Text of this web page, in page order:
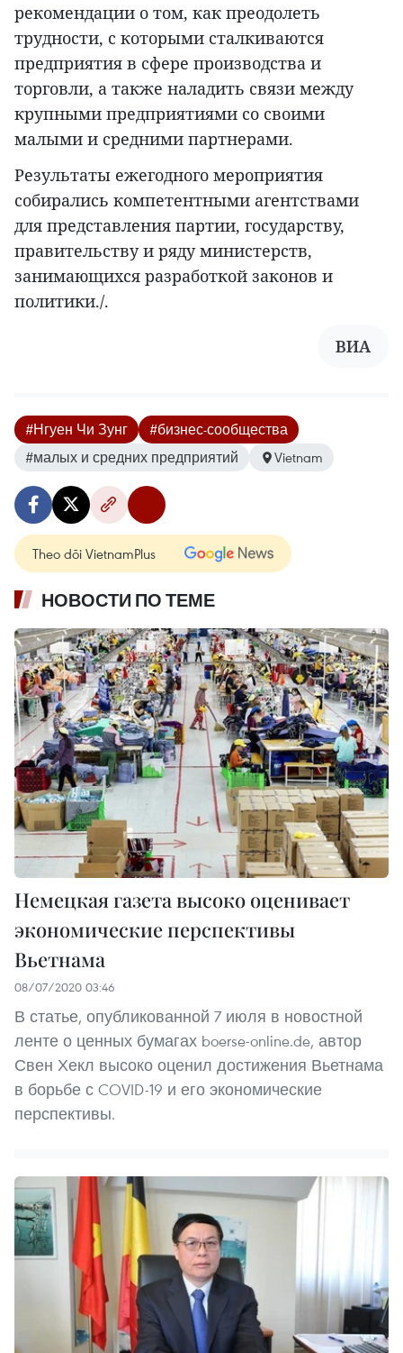
рекомендации о том, как преодолеть
трудности, с которыми сталкиваются
предприятия в сфере производства и
торговли, а также наладить связи между
крупными предприятиями со своими
малыми и средними партнерами.
Результаты ежегодного мероприятия
собирались компетентными агентствами
для представления партии, государству,
правительству и ряду министерств,
занимающихся разработкой законов и
политики./.
ВИА
#Нгуен Чи Зунг
#бизнес-сообщества
#малых и средних предприятий
Vietnam
Theo dõi VietnamPlus
НОВОСТИ ПО ТЕМЕ
Немецкая газета высоко оценивает
экономические перспективы
Вьетнама
08/07/2020 03:46
В статье, опубликованной 7 июля в новостной
ленте о ценных бумагах boerse-online.de, автор
Свен Хекл высоко оценил достижения Вьетнама
в борьбе с COVID-19 и его экономические
перспективы.